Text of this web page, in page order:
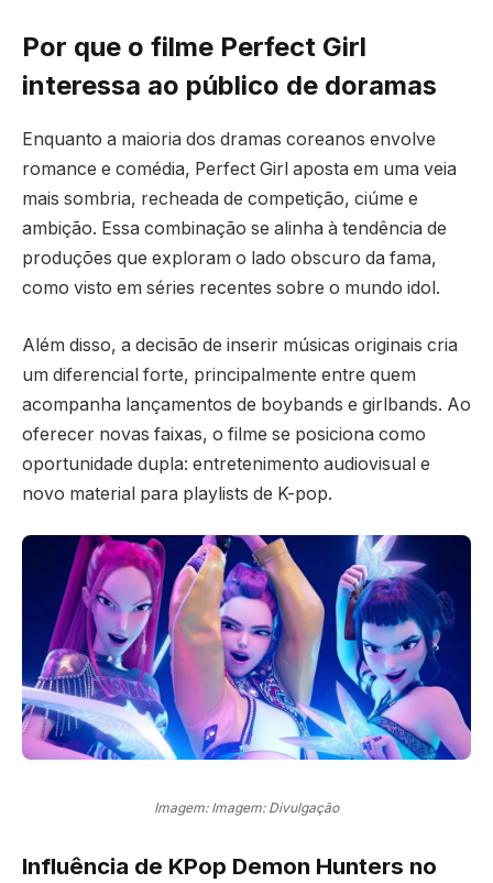
Por que o filme Perfect Girl
interessa ao público de doramas
Enquanto a maioria dos dramas coreanos envolve
romance e comédia, Perfect Girl aposta em uma veia
mais sombria, recheada de competição, ciúme e
ambição. Essa combinação se alinha à tendência de
produções que exploram o lado obscuro da fama,
como visto em séries recentes sobre o mundo idol.
Além disso, a decisão de inserir músicas originais cria
um diferencial forte, principalmente entre quem
acompanha lançamentos de boybands e girlbands. Ao
oferecer novas faixas, o filme se posiciona como
oportunidade dupla: entretenimento audiovisual e
novo material para playlists de K-pop.
Imagem: Imagem: Divulgação
Influência de KPop Demon Hunters no